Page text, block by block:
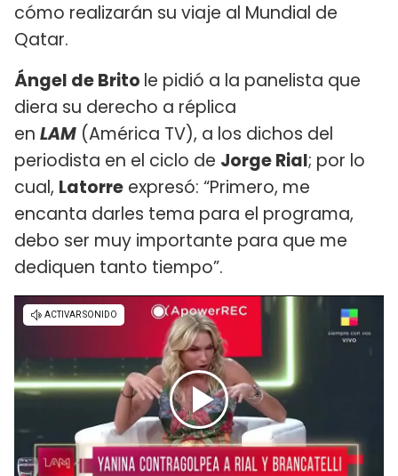
cómo realizarán su viaje al Mundial de
Qatar.
Ángel de Brito le pidió a la panelista que
diera su derecho a réplica
en LAM (América TV), a los dichos del
periodista en el ciclo de Jorge Rial; por lo
cual, Latorre expresó: “Primero, me
encanta darles tema para el programa,
debo ser muy importante para que me
dediquen tanto tiempo”.